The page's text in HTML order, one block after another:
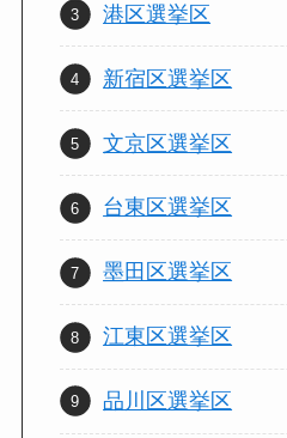
港区選挙区
新宿区選挙区
文京区選挙区
台東区選挙区
墨田区選挙区
江東区選挙区
品川区選挙区